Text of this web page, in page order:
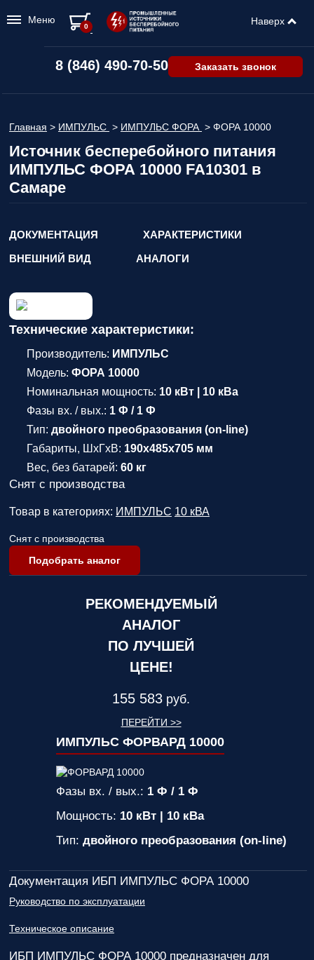
8 (846) 490-70-50 Заказать звонок
Главная > ИМПУЛЬС > ИМПУЛЬС ФОРА > ФОРА 10000
Источник бесперебойного питания
ИМПУЛЬС ФОРА 10000 FA10301 в
Самаре
ДОКУМЕНТАЦИЯ
ХАРАКТЕРИСТИКИ
ВНЕШНИЙ ВИД
АНАЛОГИ
Технические характеристики:
Производитель: ИМПУЛЬС
Модель: ФОРА 10000
Номинальная мощность: 10 кВт | 10 кВа
Фазы вх. / вых.: 1 Ф / 1 Ф
Тип: двойного преобразования (on-line)
Габариты, ШхГхВ: 190x485x705 мм
Вес, без батарей: 60 кг
Снят с производства
Товар в категориях: ИМПУЛЬС 10 кВА
Снят с производства
Подобрать аналог
РЕКОМЕНДУЕМЫЙ
АНАЛОГ
ПО ЛУЧШЕЙ
ЦЕНЕ!
155 583 руб.
ПЕРЕЙТИ >>
ИМПУЛЬС ФОРВАРД 10000
Фазы вх. / вых.: 1 Ф / 1 Ф
Мощность: 10 кВт | 10 кВа
Тип:двойного преобразования (on-line)
Документация ИБП ИМПУЛЬС ФОРА 10000
Руководство по эксплуатации
Техническое описание
ИБП ИМПУЛЬС ФОРА 10000 предназначен для
Меню Наверх
0